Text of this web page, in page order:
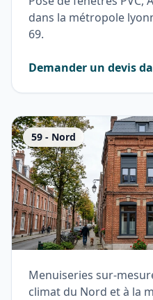
dans la métropole
69.
Demander un devis
59 - Nord
Menuiseries sur-
climat du Nord et à la